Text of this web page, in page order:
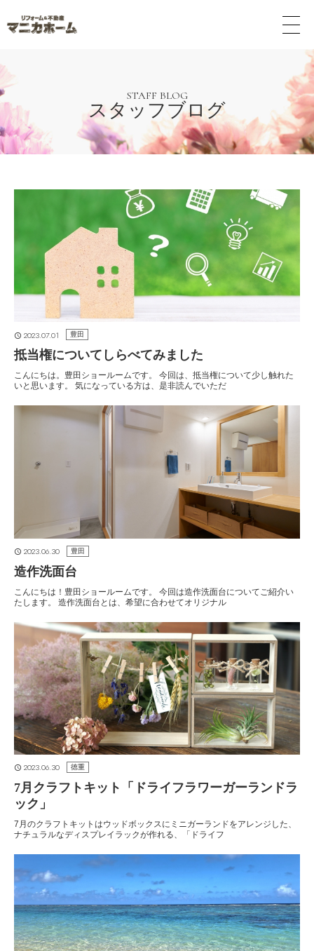
メ
ボ
タ
ン
STAFF BLOG
スタッフブログ
2023.07.01 豊田
抵当権についてしらべてみました
こんにちは。豊田ショールームです。 今回は、抵当権について少し触れた
いと思います。 気になっている方は、是非読んでいただ
2023.06.30 豊田
造作洗面台
こんにちは！豊田ショールームです。 今回は造作洗面台についてご紹介い
たします。 造作洗面台とは、希望に合わせてオリジナル
2023.06.30 徳重
7月クラフトキット「ドライフラワーガーランドラ
ック」
7月のクラフトキットはウッドボックスにミニガーランドをアレンジした、
ナチュラルなディスプレイラックが作れる、「ドライフ